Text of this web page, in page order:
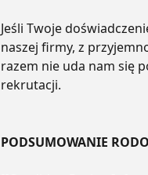
Jeśli Twoje
naszej firmy, z
razem nie uda nam się
rekrutacji.
PODSUMOWANIE RODO